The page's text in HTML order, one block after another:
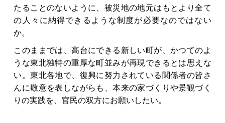
たることのないように、被災地の地元はもとより全て
の人々に納得できるような制度が必要なのではない
か。
このままでは、高台にできる新しい町が、かつてのよ
うな東北独特の重厚な町並みが再現できるとは思えな
い。東北各地で、復興に努力されている関係者の皆さ
んに敬意を表しながらも、本来の家づくりや景観づく
りの実践を、官民の双方にお願いしたい。